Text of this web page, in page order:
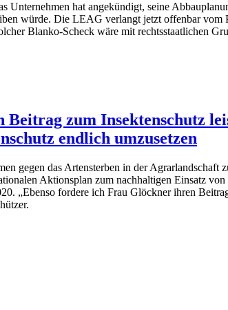
Unternehmen hat angekündigt, seine
würde. Die LEAG verlangt jetzt offenbar
Blanko-Scheck wäre mit rechtsstaatlichen
zum Insektenschutz
endlich umzusetzen
das Artensterben in der Agrarlandschaft
Aktionsplan zum nachhaltigen Einsatz
„Ebenso fordere ich Frau Glöckner ihren